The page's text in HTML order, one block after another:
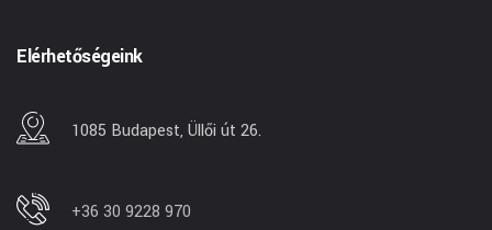
Elérhetőségeink
1085 Budapest, Üllői út 26.
+36 30 9228 970